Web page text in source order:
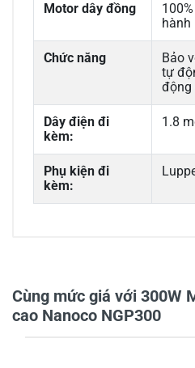
Motor dây đồng
hành
Chức năng
Bảo
tự
động
Dây điện đi
kèm:
1.8
Phụ kiện đi
kèm:
Cùng mức giá với 300W
cao Nanoco NGP300